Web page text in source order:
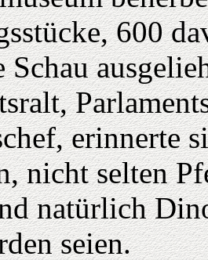
600
erinnerte
nicht selten
natürlich
seien.